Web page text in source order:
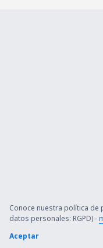
Conoce nuestra política de
datos personales: RGPD) -
Aceptar